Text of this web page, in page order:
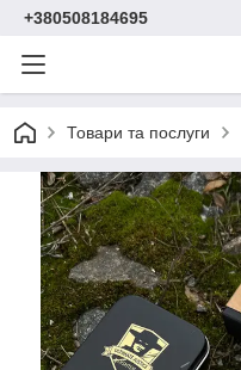
+380508184695
Товари та послуги